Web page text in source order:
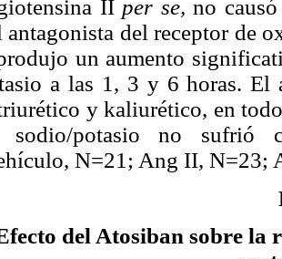
II per se, no
antagonista del receptor de
un aumento
a las 1, 3 y 6 horas. El
y kaliurético, en
sodio/potasio no sufrió
N=21; Ang II, N=23;
del Atosiban sobre la